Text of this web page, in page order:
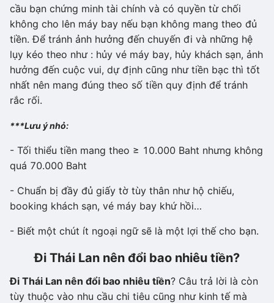
cầu bạn chứng minh tài chính và có quyền từ chối
không cho lên máy bay nếu bạn không mang theo đủ
tiền. Để tránh ảnh hưởng đến chuyến đi và những hệ
lụy kéo theo như : hủy vé máy bay, hủy khách sạn, ảnh
hưởng đến cuộc vui, dự định cũng như tiền bạc thì tốt
nhất nên mang đúng theo số tiền quy định để tránh
rắc rối.
***Lưu ý nhỏ:
- Tối thiểu tiền mang theo ≥ 10.000 Baht nhưng không
quá 70.000 Baht
- Chuẩn bị đầy đủ giấy tờ tùy thân như hộ chiếu,
booking khách sạn, vé máy bay khứ hồi…
- Biết một chút ít ngoại ngữ sẽ là một lợi thế cho bạn.
Đi Thái Lan nên đổi bao nhiêu tiền?
Đi Thái Lan nên đổi bao nhiêu tiền? Câu trả lời là còn
tùy thuộc vào nhu cầu chi tiêu cũng như kinh tế mà